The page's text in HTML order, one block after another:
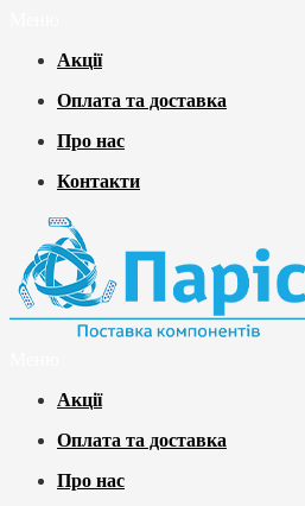
Акції
Оплата та доставка
Про нас
Контакти
Акції
Оплата та доставка
Про нас